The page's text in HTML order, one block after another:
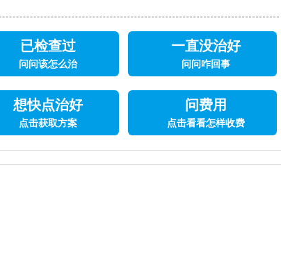
已检查过
问问该怎么治
一直没治好
问问咋回事
想快点治好
点击获取方案
问费用
点击看看怎样收费